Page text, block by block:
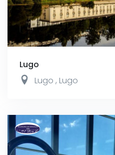
Lugo
Lugo , Lugo